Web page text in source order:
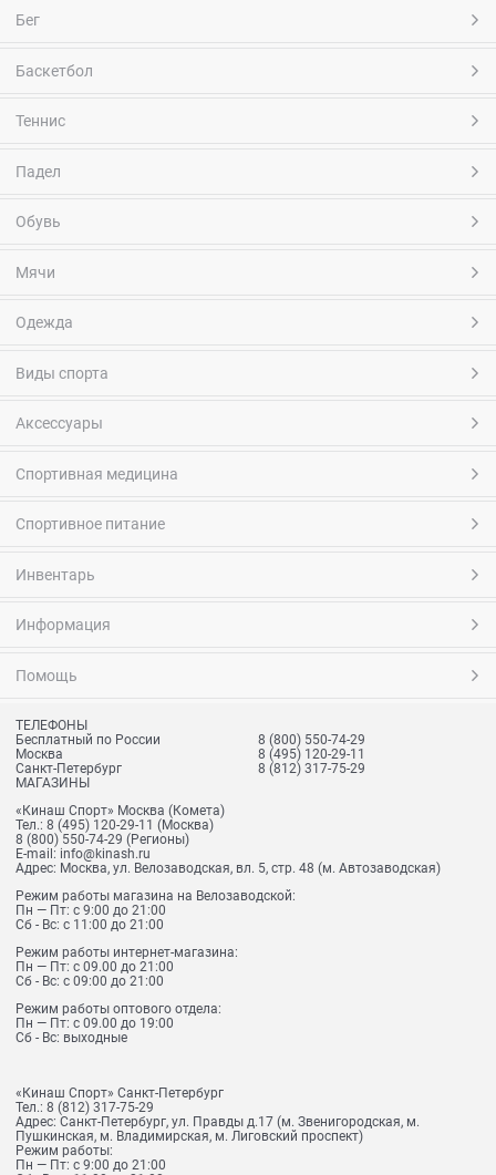
Бег
Баскетбол
Теннис
Падел
Обувь
Мячи
Одежда
Виды спорта
Аксессуары
Спортивная медицина
Спортивное питание
Инвентарь
Информация
Помощь
ТЕЛЕФОНЫ
Бесплатный по России
8 (800) 550-74-29
Москва
8 (495) 120-29-11
Санкт-Петербург
8 (812) 317-75-29
МАГАЗИНЫ
«Кинаш Спорт» Москва (Комета)
Тел.: 8 (495) 120-29-11 (Москва)
8 (800) 550-74-29 (Регионы)
E-mail: info@kinash.ru
Адрес: Москва, ул. Велозаводская, вл. 5, стр. 48 (м. Автозаводская)
Режим работы магазина на Велозаводской:
Пн — Пт: с 9:00 до 21:00
Сб - Вс: с 11:00 до 21:00
Режим работы интернет-магазина:
Пн — Пт: с 09.00 до 21:00
Сб - Вс: с 09:00 до 21:00
Режим работы оптового отдела:
Пн — Пт: с 09.00 до 19:00
Сб - Вс: выходные
«Кинаш Спорт» Санкт-Петербург
Тел.: 8 (812) 317-75-29
Адрес: Санкт-Петербург, ул. Правды д.17 (м. Звенигородская, м.
Пушкинская, м. Владимирская, м. Лиговский проспект)
Режим работы:
Пн — Пт: с 9:00 до 21:00